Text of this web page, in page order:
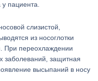
пациента.
слизистой,
из носоглотки
При переохлаждении
заболеваний, защитная
высыпаний в носу